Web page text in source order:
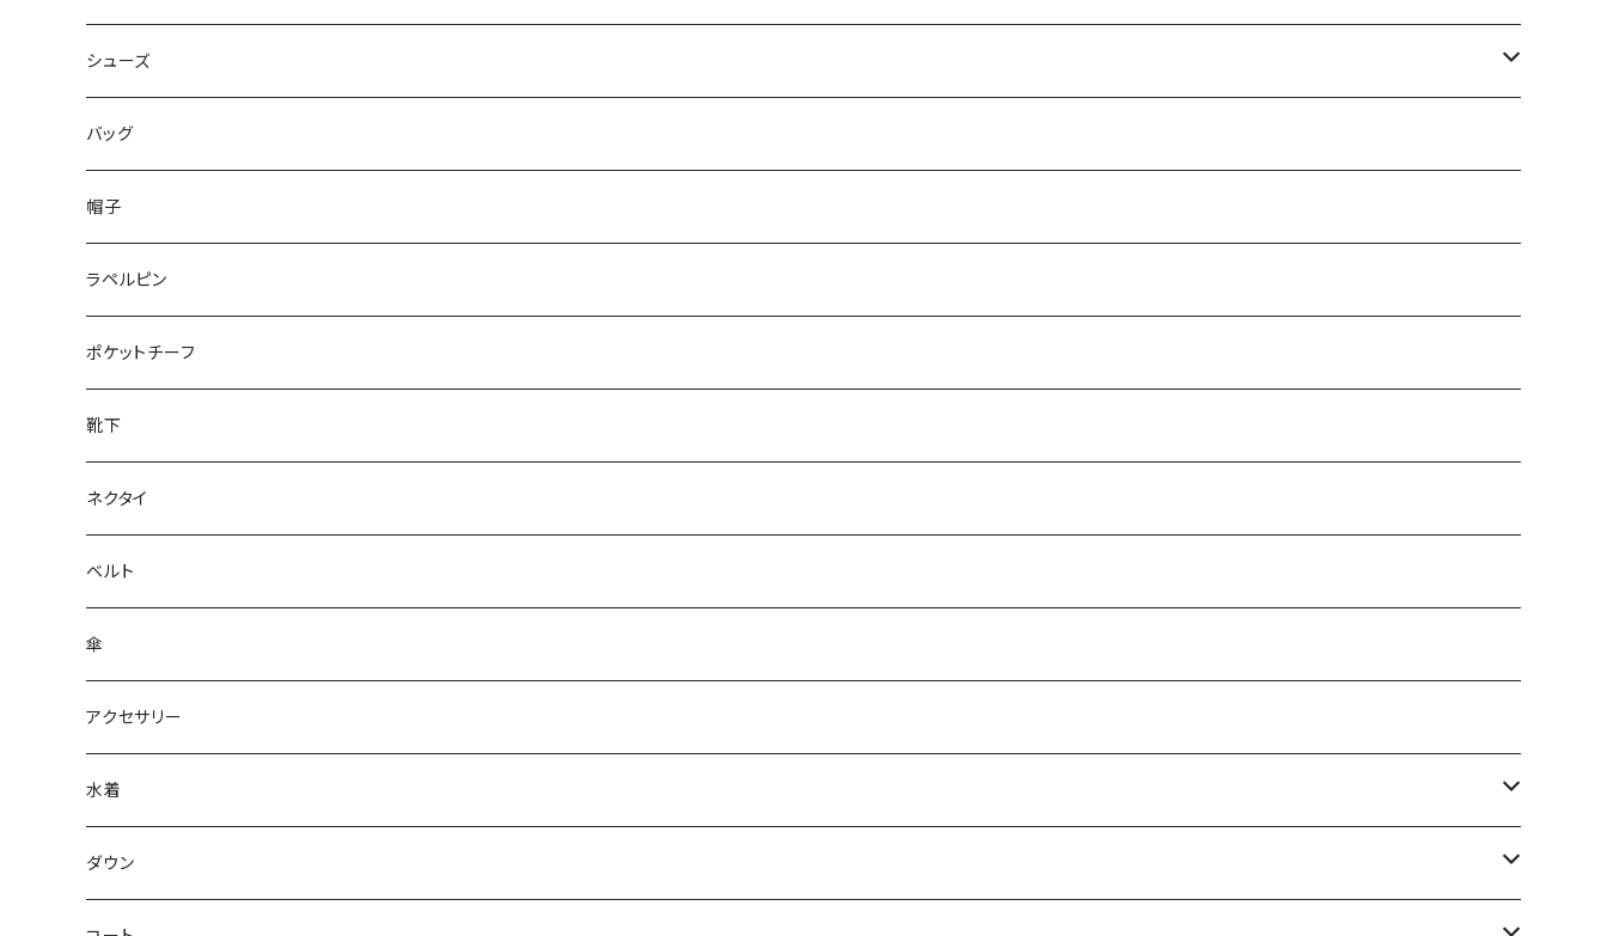
50/XL～
48/L
50/XL～
46/M
48/L
50/XL～
～44/S
46/M
48/L
50/XL～
シューズ
～25.5cm
26cm～
27cm～
28cm～
バッグ
帽子
ラペルピン
ポケットチーフ
靴下
ネクタイ
ベルト
傘
アクセサリー
水着
～44/S
ダウン